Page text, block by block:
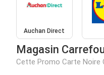
Auchan Direct
Magasin
Cette Promo Carte Noire